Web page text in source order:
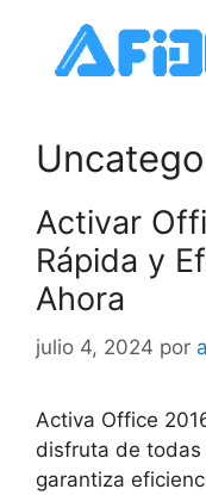
contenido
Activar
Rápida y
Ahora
julio 4, 2024 por
Activa Office
disfruta de
garantiza